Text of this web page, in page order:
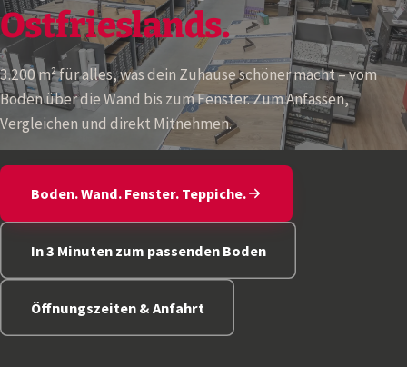
Ostfrieslands.
3.200 m² für alles, was dein Zuhause schöner macht – vom
Boden über die Wand bis zum Fenster. Zum Anfassen,
Vergleichen und direkt Mitnehmen.
Boden. Wand. Fenster. Teppiche.
In 3 Minuten zum passenden Boden
Öffnungszeiten & Anfahrt